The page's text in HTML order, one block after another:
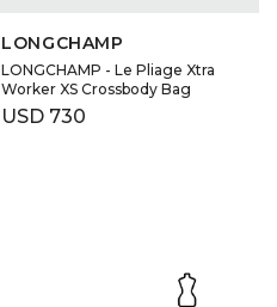
LONGCHAMP
LONGCHAMP - Le Pliage Xtra
Worker XS Crossbody Bag
USD 730